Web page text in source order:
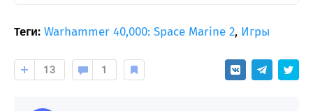
Теги: Warhammer 40,000: Space Marine 2, Игры
13 1